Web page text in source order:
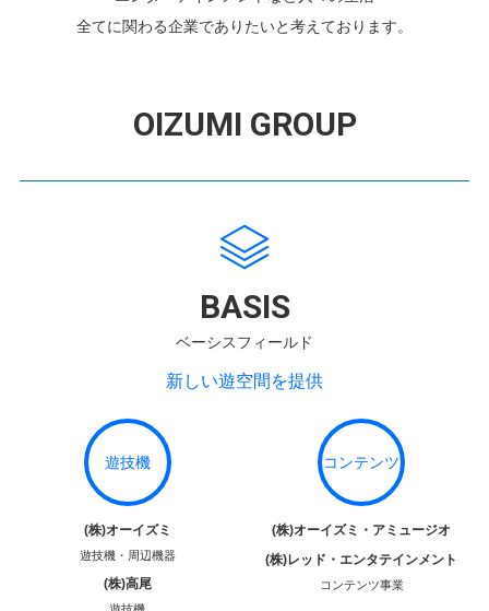
全てに関わる企業でありたいと考えております。
OIZUMI GROUP
BASIS
ベーシスフィールド
新しい遊空間を提供
遊技機
(株)オーイズミ
遊技機・周辺機器
(株)高尾
コンテンツ
(株)オーイズミ・アミュージオ
(株)レッド・エンタテインメント
コンテンツ事業